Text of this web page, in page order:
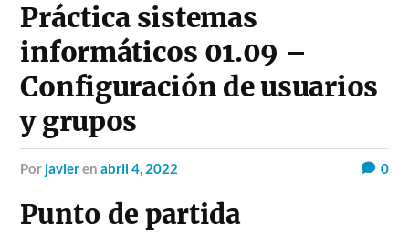
Práctica sistemas
informáticos 01.09 –
Configuración de usuarios
y grupos
por javierenabril 4, 2022 0
Punto de partida